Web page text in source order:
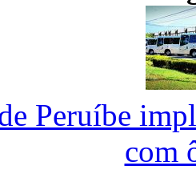
Peruíbe
com